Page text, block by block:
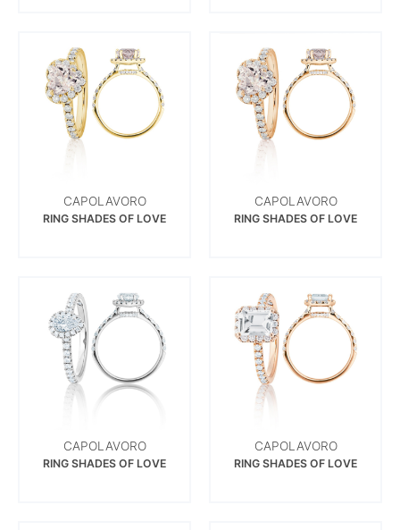
CAPOLAVORO
RING SHADES OF LOVE
CAPOLAVORO
RING SHADES OF LOVE
CAPOLAVORO
RING SHADES OF LOVE
CAPOLAVORO
RING SHADES OF LOVE